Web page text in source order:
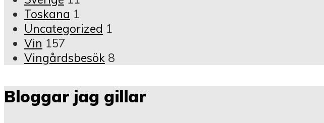
Toskana 1
Uncategorized 1
Vin 157
Vingårdsbesök 8
Bloggar jag gillar